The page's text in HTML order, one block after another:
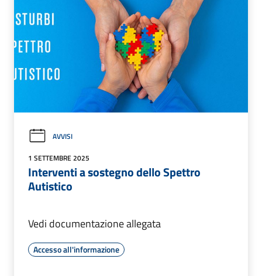
AVVISI
1 SETTEMBRE 2025
Interventi a sostegno dello Spettro
Autistico
Vedi documentazione allegata
Accesso all'informazione